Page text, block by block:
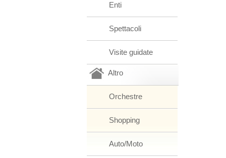
Enti
Spettacoli
Visite guidate
Altro
Orchestre
Shopping
Auto/Moto